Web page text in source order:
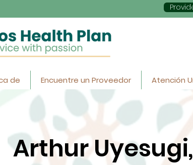
de Encuentre un Proveedor Atención
Arthur